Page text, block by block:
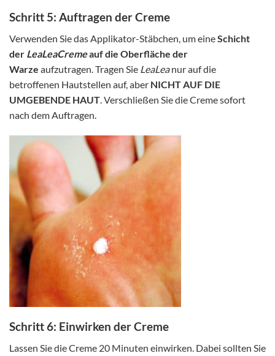
Schritt 5: Auftragen der Creme
Verwenden Sie das Applikator-Stäbchen, um eineSchicht
der LeaLeaCremeauf die Oberfläche der
Warze aufzutragen. Tragen Sie LeaLeanur auf die
betroffenen Hautstellen auf, aber NICHT AUF DIE
UMGEBENDE HAUT. Verschließen Sie die Creme sofort
nach dem Auftragen.
Schritt 6: Einwirken der Creme
Lassen Sie die Creme 20 Minuten einwirken. Dabei sollten Sie